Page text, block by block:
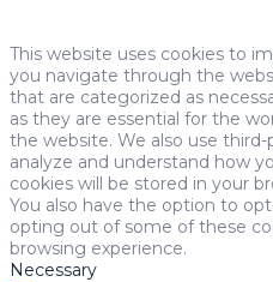
This website uses cookies to
you navigate through the
that are categorized as
as they are essential for the
the website. We also use
analyze and understand how
cookies will be stored in your
You also have the option to
opting out of some of these
browsing experience.
Necessary